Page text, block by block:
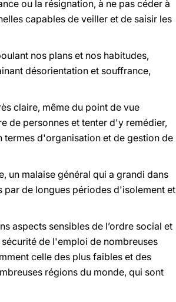
ou la résignation, à ne pas céder à
capables de veiller et de saisir les
nos plans et nos habitudes,
désorientation et souffrance,
claire, même du point de vue
de personnes et tenter d'y remédier,
d'organisation et de gestion de
un malaise général qui a grandi dans
de longues périodes d'isolement et
aspects sensibles de l’ordre social et
de l'emploi de nombreuses
celle des plus faibles et des
régions du monde, qui sont